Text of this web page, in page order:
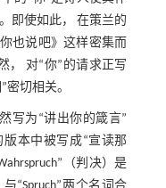
。即使如此， 在策兰的
也说吧》这样密集而
， 对“你”的请求正写
密切相关。
写为“讲出你的箴言”
版本中被写成“宣读那
（判决）是